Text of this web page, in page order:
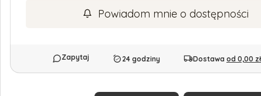
Powiadom mnie o dostępności
24 godziny Dostawa od 0,00 zł